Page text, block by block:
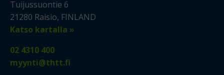
Tuijussuontie 6
21280 Raisio, FINLAND
Katso kartalla »
02 4310 400
myynti@thtt.fi